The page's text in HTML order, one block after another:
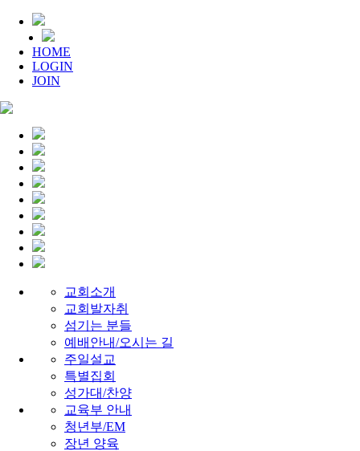
HOME
LOGIN
JOIN
교회소개
교회발자취
섬기는 분들
예배안내/오시는 길
주일설교
특별집회
성가대/찬양
교육부 안내
청년부/EM
장년 양육